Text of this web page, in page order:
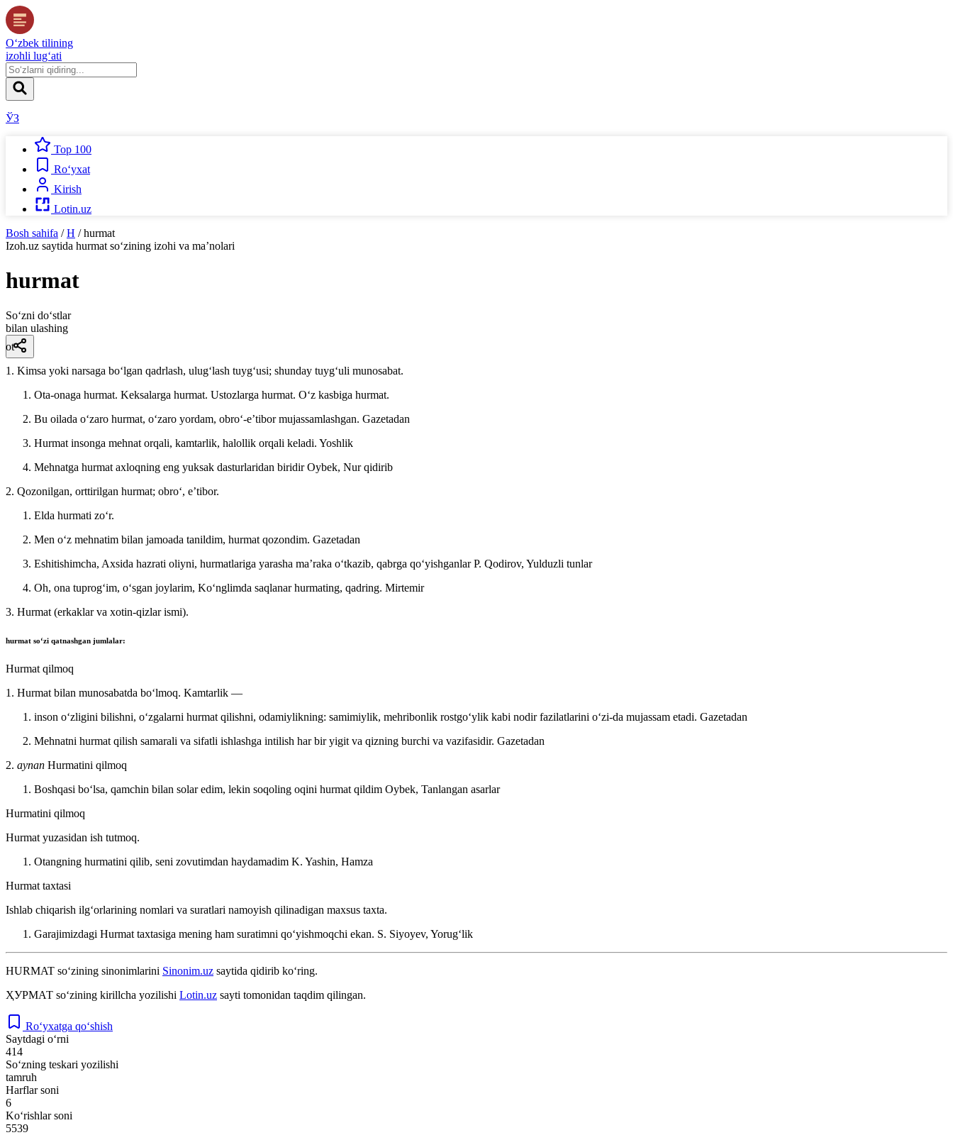
O‘zbek tilining
izohli lug‘ati
ЎЗ
Top 100
Ro‘yxat
Kirish
Lotin.uz
Bosh sahifa / H / hurmat
Izoh.uz saytida hurmat so‘zining izohi va ma’nolari
hurmat
So‘zni do‘stlar
bilan ulashing
ot
1. Kimsa yoki narsaga boʻlgan qadrlash, ulugʻlash tuygʻusi; shunday tuygʻuli munosabat.
Ota-onaga hurmat. Keksalarga hurmat. Ustozlarga hurmat. Oʻz kasbiga hurmat.
Bu oilada oʻzaro hurmat, oʻzaro yordam, obroʻ-eʼtibor mujassamlashgan. Gazetadan
Hurmat insonga mehnat orqali, kamtarlik, halollik orqali keladi. Yoshlik
Mehnatga hurmat axloqning eng yuksak dasturlaridan biridirOybek, Nur qidirib
2. Qozonilgan, orttirilgan hurmat; obroʻ, eʼtibor.
Elda hurmati zoʻr.
Men oʻz mehnatim bilan jamoada tanildim, hurmat qozondim. Gazetadan
Eshitishimcha, Axsida hazrati oliyni, hurmatlariga yarasha maʼraka oʻtkazib, qabrga qoʻyishganlarP. Qodirov, Yulduzli tunlar
Oh, ona tuprogʻim, oʻsgan joylarim, Koʻnglimda saqlanar hurmating, qadring. Mirtemir
3. Hurmat (erkaklar va xotin-qizlar ismi).
hurmat soʻzi qatnashgan jumlalar:
Hurmat qilmoq
1. Hurmat bilan munosabatda boʻlmoq. Kamtarlik —
inson oʻzligini bilishni, oʻzgalarni hurmat qilishni, odamiylikning: samimiylik, mehribonlik rostgoʻylik kabi nodir fazilatlarini oʻzi-da mujassam etadi. Gazetadan
Mehnatni hurmat qilish samarali va sifatli ishlashga intilish har bir yigit va qizning burchi va vazifasidir. Gazetadan
2. aynan Hurmatini qilmoq
Boshqasi boʻlsa, qamchin bilan solar edim, lekin soqoling oqini hurmat qildim Oybek, Tanlangan asarlar
Hurmatini qilmoq
Hurmat yuzasidan ish tutmoq.
Otangning hurmatini qilib, seni zovutimdan haydamadim K. Yashin, Hamza
Hurmat taxtasi
Ishlab chiqarish ilgʻorlarining nomlari va suratlari namoyish qilinadigan maxsus taxta.
Garajimizdagi Hurmat taxtasiga mening ham suratimni qoʻyishmoqchi ekan. S. Siyoyev, Yorugʻlik
HURMAT so‘zining sinonimlarini Sinonim.uz saytida qidirib ko‘ring.
ҲУРМАТ so‘zining kirillcha yozilishi Lotin.uz sayti tomonidan taqdim qilingan.
Ro‘yxatga qo‘shish
Saytdagi o‘rni
414
So‘zning teskari yozilishi
tamruh
Harflar soni
6
Ko‘rishlar soni
5539